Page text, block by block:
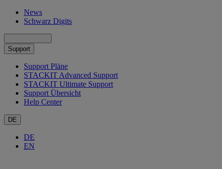
News
Schwarz Digits
Support
Support Pläne
STACKIT Advanced Support
STACKIT Ultimate Support
Support Übersicht
Help Center
DE
DE
EN